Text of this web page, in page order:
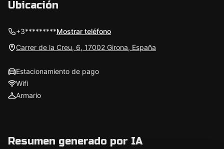
Ubicación
+3*********Mostrar teléfono
Carrer de la Creu, 6, 17002 Girona, España
Estacionamiento de pago
Wifi
Armario
Resumen generado por IA